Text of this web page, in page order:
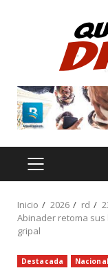
MENÚ
PRINCIPAL
Inicio 2026 rd
Abinader retoma
gripal
Destacada